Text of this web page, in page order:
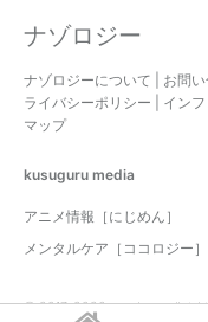
ナゾロジー
ナゾロジーについて お問
ライバシーポリシー
イン
マップ
kusuguru media
アニメ情報［にじめん］
メンタルケア［ココロジー］
© 2017-2026 nazology. all